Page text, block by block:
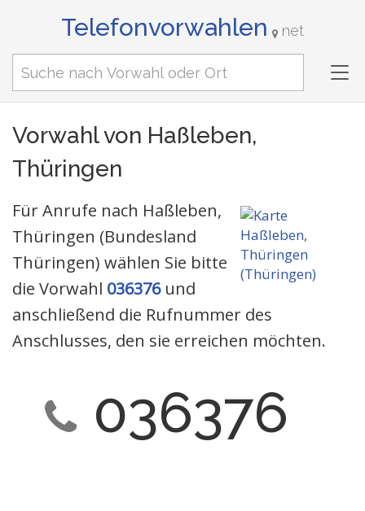
Telefonvorwahlen net
Vorwahl von Haßleben,
Thüringen
Für Anrufe nach Haßleben,
Thüringen (Bundesland
Thüringen) wählen Sie bitte
die Vorwahl 036376und
anschließend die Rufnummer des
Anschlusses, den sie erreichen möchten.
036376